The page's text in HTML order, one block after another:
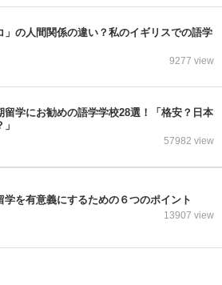
」の人間関係の違い？私のイギリスでの語学
9277 view
留学にお勧めの語学学校28選！「格安？日本
57982 view
学を有意義にするための６つのポイント
13907 view